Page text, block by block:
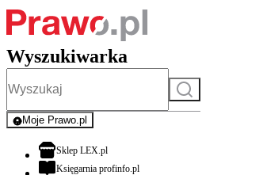
Wyszukiwarka
Szukaj
Moje Prawo.pl
- rejestracja i logowanie do serwisu
Sklep LEX.plotwiera się w nowej karcie
Księgarnia profinfo.plotwiera się w nowej karcie